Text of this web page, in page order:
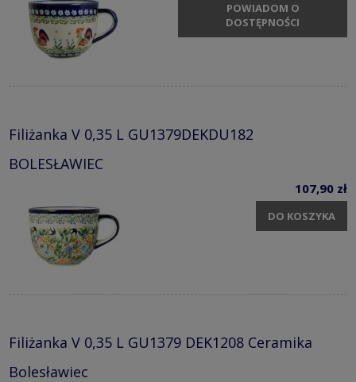
POWIADOM O
DOSTĘPNOŚCI
Filiżanka V 0,35 L GU1379DEKDU182
BOLESŁAWIEC
107,90 zł
DO KOSZYKA
Filiżanka V 0,35 L GU1379 DEK1208 Ceramika
Bolesławiec